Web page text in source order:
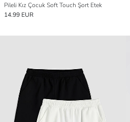
Pileli Kız Çocuk Soft Touch Şort Etek
14.99 EUR